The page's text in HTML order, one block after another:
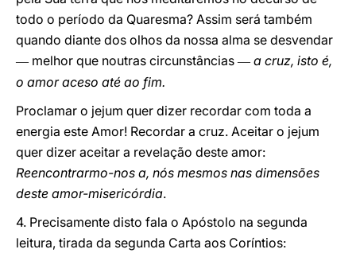
todo o período da Quaresma? Assim será também
quando diante dos olhos da nossa alma se desvendar
— melhor que noutras circunstâncias — a cruz, isto é,
o amor aceso até ao fim.
Proclamar o jejum quer dizer recordar com toda a
energia este Amor! Recordar a cruz. Aceitar o jejum
quer dizer aceitar a revelação deste amor:
Reencontrarmo-nos a, nós mesmos nas dimensões
deste amor-misericórdia.
4. Precisamente disto fala o Apóstolo na segunda
leitura, tirada da segunda Carta aos Coríntios: